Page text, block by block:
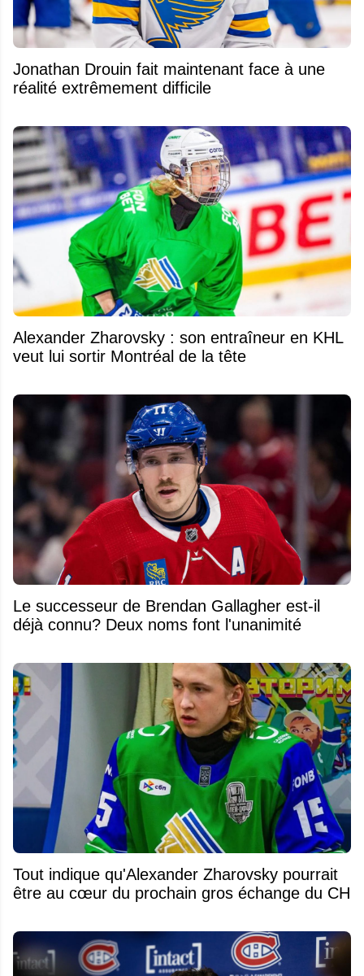
Jonathan Drouin fait maintenant face à une
réalité extrêmement difficile
Alexander Zharovsky : son entraîneur en KHL
veut lui sortir Montréal de la tête
Le successeur de Brendan Gallagher est-il
déjà connu? Deux noms font l'unanimité
Tout indique qu'Alexander Zharovsky pourrait
être au cœur du prochain gros échange du CH